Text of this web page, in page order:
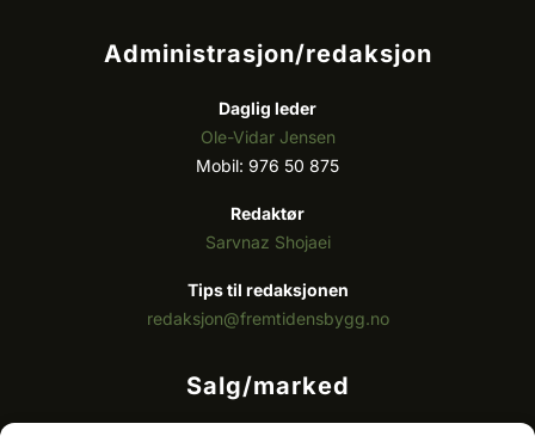
Administrasjon/redaksjon
Daglig leder
Ole-Vidar Jensen
Mobil: 976 50 875
Redaktør
Sarvnaz Shojaei
Tips til redaksjonen
redaksjon@fremtidensbygg.no
Salg/marked